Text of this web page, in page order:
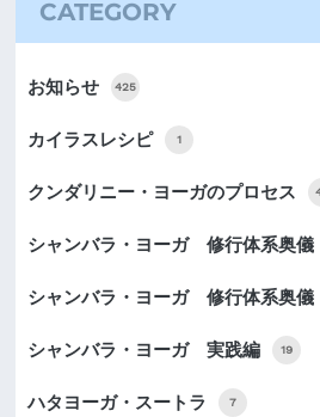
CATEGORY
お知らせ 425
カイラスレシピ 1
クンダリニー・ヨーガのプロセス
シャンバラ・ヨーガ 修行体系奥
シャンバラ・ヨーガ 修行体系奥
シャンバラ・ヨーガ 実践編 19
ハタヨーガ・スートラ 7